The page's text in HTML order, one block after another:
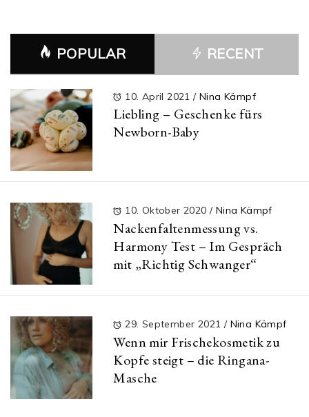
POPULAR RECENT
10. April 2021/ Nina Kämpf
Liebling – Geschenke fürs
Newborn-Baby
10. Oktober 2020 / Nina Kämpf
Nackenfaltenmessung vs.
Harmony Test – Im Gespräch
mit „Richtig Schwanger“
29. September 2021 / Nina Kämpf
Wenn mir Frischekosmetik zu
Kopfe steigt – die Ringana-
Masche